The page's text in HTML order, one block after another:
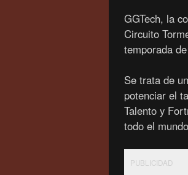
GGTech, la
Circuito
temporada
Se trata de
potenciar el
Talento y
todo el
PUBLICIDAD